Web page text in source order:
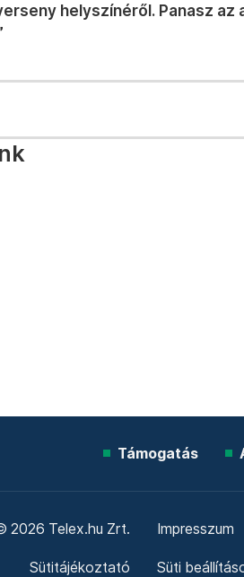
helyszínéről. Panasz az
Támogatás
2026 Telex.hu Zrt. Impresszum
Sütitájékoztató Süti